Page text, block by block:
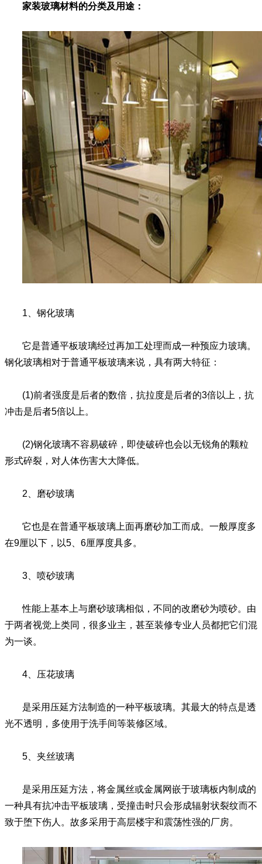
家装玻璃材料的分类及用途：
1、钢化玻璃
它是普通平板玻璃经过再加工处理而成一种预应力玻璃。
钢化玻璃相对于普通平板玻璃来说，具有两大特征：
(1)前者强度是后者的数倍，抗拉度是后者的3倍以上，抗
冲击是后者5倍以上。
(2)钢化玻璃不容易破碎，即使破碎也会以无锐角的颗粒
形式碎裂，对人体伤害大大降低。
2、磨砂玻璃
它也是在普通平板玻璃上面再磨砂加工而成。一般厚度多
在9厘以下，以5、6厘厚度具多。
3、喷砂玻璃
性能上基本上与磨砂玻璃相似，不同的改磨砂为喷砂。由
于两者视觉上类同，很多业主，甚至装修专业人员都把它们混
为一谈。
4、压花玻璃
是采用压延方法制造的一种平板玻璃。其最大的特点是透
光不透明，多使用于洗手间等装修区域。
5、夹丝玻璃
是采用压延方法，将金属丝或金属网嵌于玻璃板内制成的
一种具有抗冲击平板玻璃，受撞击时只会形成辐射状裂纹而不
致于堕下伤人。故多采用于高层楼宇和震荡性强的厂房。